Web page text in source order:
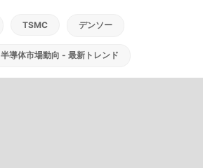
TSMC デンソー
半導体市場動向 - 最新トレンド